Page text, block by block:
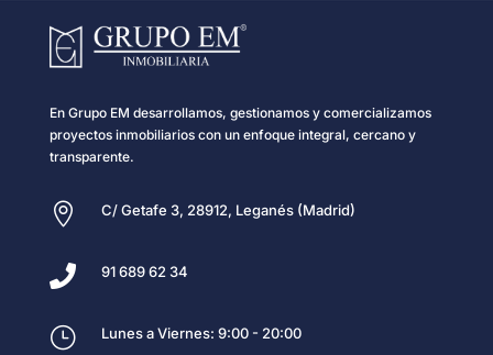
En Grupo EM desarrollamos, gestionamos y comercializamos
proyectos inmobiliarios con un enfoque integral, cercano y
transparente.
 C/ Getafe 3, 28912, Leganés (Madrid)
 91 689 62 34
} Lunes a Viernes: 9:00 - 20:00